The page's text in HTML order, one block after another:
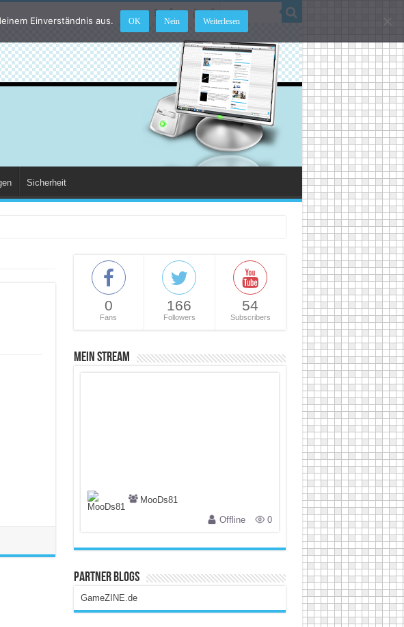
Sicherheit
0
Fans
166
Followers
54
Subscribers
Mein Stream
MooDs81
Offline
0
Partner Blogs
GameZINE.de
Einverständnis aus. OK Nein Weiterlesen